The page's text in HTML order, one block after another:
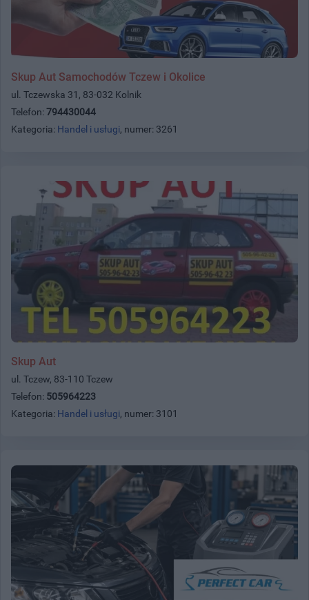
Skup Aut Samochodów Tczew i Okolice
ul. Tczewska 31, 83-032 Kolnik
Telefon: 794430044
Kategoria: Handel i usługi, numer: 3261
Skup Aut
ul. Tczew, 83-110 Tczew
Telefon: 505964223
Kategoria: Handel i usługi, numer: 3101